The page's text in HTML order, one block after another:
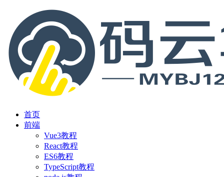
首页
前端
Vue3教程
React教程
ES6教程
TypeScript教程